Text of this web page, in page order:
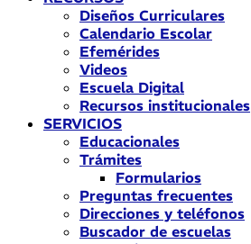
Diseños Curriculares
Calendario Escolar
Efemérides
Videos
Escuela Digital
Recursos institucionales
SERVICIOS
Educacionales
Trámites
Formularios
Preguntas frecuentes
Direcciones y teléfonos
Buscador de escuelas